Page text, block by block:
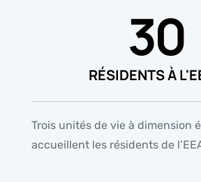
30
RÉSIDENTS À
Trois unités de vie à dimension
accueillent les résidents de